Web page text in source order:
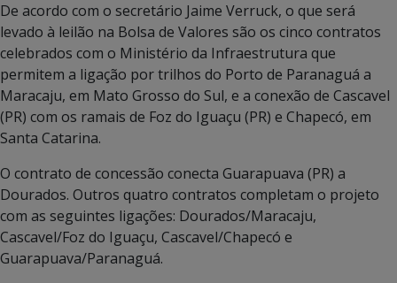
De acordo com o secretário Jaime Verruck, o que será
levado à leilão na Bolsa de Valores são os cinco contratos
celebrados com o Ministério da Infraestrutura que
permitem a ligação por trilhos do Porto de Paranaguá a
Maracaju, em Mato Grosso do Sul, e a conexão de Cascavel
(PR) com os ramais de Foz do Iguaçu (PR) e Chapecó, em
Santa Catarina.
O contrato de concessão conecta Guarapuava (PR) a
Dourados. Outros quatro contratos completam o projeto
com as seguintes ligações: Dourados/Maracaju,
Cascavel/Foz do Iguaçu, Cascavel/Chapecó e
Guarapuava/Paranaguá.